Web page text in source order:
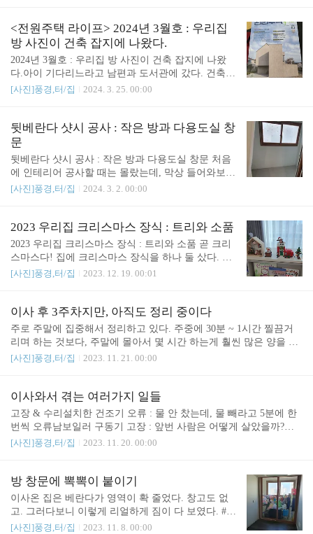
ound4..
어디자인전문 유니브원상가인테리어, 사무실, 아파
트, 맞춤인테리어 디자인, 시공, 설계 전문.www.univ
one.com대표님의 블로그에도 집사진이 올라와 있지
만, 내 블로그에도 갈무리한다.# 우리집 인테리어 공
사 후 사진부엌과 냉장고가 보인다.보기 좋게 한다고
'키친핏'으로 냉장고와 김치냉장고를 샀는데.. 조금밖
점이 있다. 냉장고를 예쁘게 넣기 위해(?) 가벽을 쳤
다.요리하는 나는;..
<전원주택 라이프> 2024년 3월호 : 우리집
방 사진이 건축 잡지에 나왔다.
2024년 3월호 : 우리집 방 사진이 건축 잡지에 나왔
다.아이 기다리느라고 남편과 도서관에 갔다. 건축
잡지를 보던 남편이!!! 어어어!! 이건 우리집 안방인
사에 있을 것이다. 우리집 안방 사진이 나왔다. 저 고
래베개는 emart에서 산거. 침대 패드는 지마켓 이불
집에서 산거였다. 내가 자는 방이니 '어머님방'이긴
하다 : ) 다른 집 소개 중간에 '어머님방'으로 소개가
됐지만.. 그래도 우리집 안방이 잡지에 나온거다! 반
갑다 우리집. 우리방. 관련글 : https://www.countryho
IAL FEATURE 자연에 인공미를 담다…..
[사진]풍경,터/집 2024. 3. 25. 00:00
뒷베란다 샷시 공사 : 작은 방과 다용도실 창
문
뒷베란다 샷시 공사 : 작은 방과 다용도실 창문 처음
에 인테리어 공사할 때는 몰랐는데, 막상 들어와보니
샷시 교체 하는게 좋을거 같아서.. 살면서 공사를 한
동의서 받는거랑 아파트관리사무소와 연락하는 부분
이 힘들었다. 동의서는 대행업체에 맡겼는데, 온다는
날 바로 오지 않고 그 다음 다음날 오고 해서 아파트
이 화가 났다. 하필 대행업체는 남편이 뒤늦게 구했
음에는 인정 안해서 나한테 뭐라고 함 ㅠㅠ) 대행업
체와 남편이랑 연락하는 바람에.. 그리고 그분들이
제때 연락 안해주어서 소통이 엉망이 되었다. 나는
남..
[사진]풍경,터/집 2024. 3. 2. 00:00
2023 우리집 크리스마스 장식 : 트리와 소품
2023 우리집 크리스마스 장식 : 트리와 소품 곧 크리
스마스다! 집에 크리스마스 장식을 하나 둘 샀다. 아
무래도 아이가 있는 집이다보니, 그냥 지나갈 수가
장식이 더 눈에 들어온다. 장식은 아이가 달았는데,
가끔 불 켜놓고 좋아한다. 관련글 : https://sound4u.tist
ory.com/6160 춘식 산타와 선물 라이언 : 크리스마스
스마스 브릭 박스를 오리다. 저번에 딸아이 선물로
이언이 귀여워서 상자를 오렸다. 가위로 오렸다. 이
사온지 sound4u.tistory.com https..
[사진]풍경,터/집 2023. 12. 19. 00:01
이사 후 3주차지만, 아직도 정리 중이다
주로 주말에 집중해서 정리하고 있다. 주중에 30분 ~ 1시간 찔끔거
리며 하는 것보다, 주말에 몰아서 몇 시간 하는게 훨씬 많은 양을 정
리할 수 있다. 토요일 추운데다가 하필 베란다를 정리하느라 추워서
서 어지러웠다. 일요일 점심 거르고 12시부터 6시까지 죽어라 정리
하고 보니 또 머리가 아팠다. 토가 쏠리는 것 같았다. 남편이 밖에 나
가자고 해서, 털어버리고 나갔다. 이번주에 일이 있어 잘해야 겨우
[사진]풍경,터/집 2023. 11. 21. 00:00
이사와서 겪는 여러가지 일들
고장 & 수리설치한 건조기 오류 : 물 안 찼는데, 물 빼라고 5분에 한
번씩 오류남보일러 구동기 고장 : 앞번 사람은 어떻게 살았을까?인
터폰 1층 호출시 화면 안 나옴 : 선이 끊어지고 고장 제대로 났다. 서
하나씩 온다 가구를 다 버리고 다시 샀는데, 하나씩 온다. 시간도 제
각각. 아침 7시 45분쯤 오는게 제일 황당. 모두 현금 결제. 현금이 필
요하다.말한 시간보다 일찍 오기도 하고, 약간 늦기도 한다. 언제 올
지 몰라 늘 불편한게 힘들다. 정리 아직도 못함그냥 물건을 다른 자
[사진]풍경,터/집 2023. 11. 20. 00:00
방 창문에 뽁뽁이 붙이기
이사온 집은 베란다가 영역이 확 줄었다. 창고도 없
고. 그러다보니 이렇게 리얼하게 짐이 다 보였다. #
뽁뽁이 붙이기 전 약간 짐을 정리한 다음에도 너무
[사진]풍경,터/집 2023. 11. 8. 00:00